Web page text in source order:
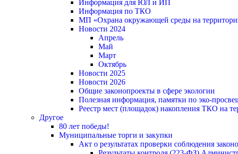
Информация для ЮЛ и ИП
Информация по ТКО
МП «Охрана окружающей среды на
Новости 2024
Апрель
Май
Март
Октябрь
Новости 2025
Новости 2026
Общие законопроекты в сфере экологии
Полезная информация, памятки по эко-
Реестр мест (площадок) накопления ТКО на
Другое
80 лет победы!
Муниципальные торги и закупки
Акт о результатах проверки соблюдения